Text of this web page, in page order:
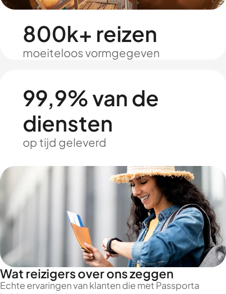
800k+ reizen
moeiteloos vormgegeven
99,9% van de
diensten
op tijd geleverd
Wat reizigers over ons zeggen
Echte ervaringen van klanten die met Passporta